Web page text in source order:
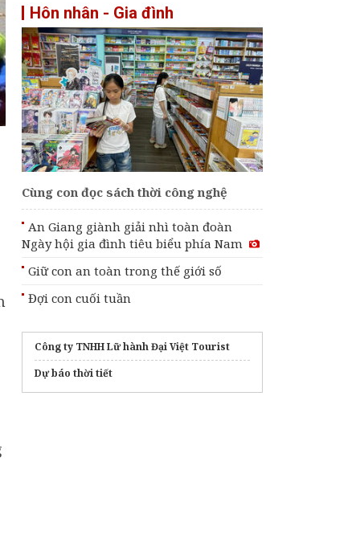
thời công nghệ
Hôn nhân - Gia đình
Cùng con đọc sách thời công nghệ
An Giang giành giải nhì toàn đoàn
Ngày hội gia đình tiêu biểu phía Nam
Giữ con an toàn trong thế giới số
Đợi con cuối tuần
Công ty TNHH Lữ hành Đại Việt Tourist
Dự báo thời tiết